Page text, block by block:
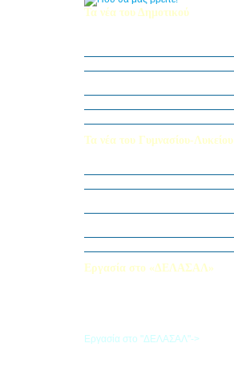
Τα νέα του Δημοτικού
Τα νέα του Γυμνασίου-Λυκείου
Εργασία στο «ΔΕΛΑΣΑΛ»
Εργασία στο "ΔΕΛΑΣΑΛ"->